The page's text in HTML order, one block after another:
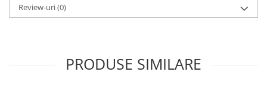
Review-uri(0)
PRODUSE SIMILARE